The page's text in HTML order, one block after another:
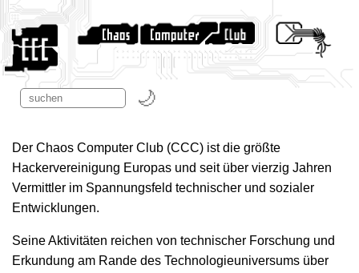
Der Chaos Computer Club (CCC) ist die größte
Hackervereinigung Europas und seit über vierzig Jahren
Vermittler im Spannungsfeld technischer und sozialer
Entwicklungen.
Seine Aktivitäten reichen von technischer Forschung und
Erkundung am Rande des Technologie­universums über